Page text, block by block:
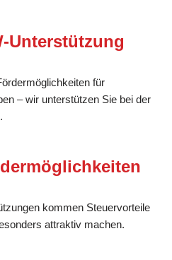
Unterstützung
für
– wir unterstützen Sie bei der
kommen Steuervorteile
attraktiv machen.